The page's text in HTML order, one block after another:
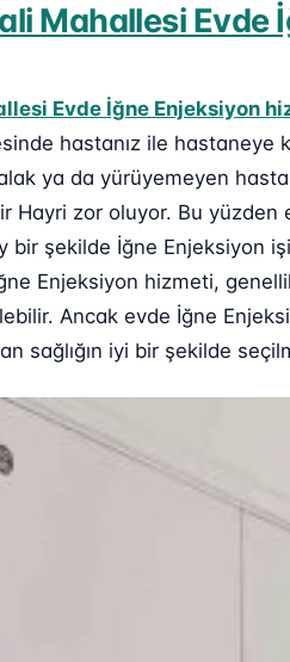
Mahallesi Evde
Evde İğne Enjeksiyon
hastanız ile
ya da yürüyemeyen
Hayri zor oluyor. Bu
bir şekilde İğne Enjeksiyon
Enjeksiyon hizmeti,
Ancak evde İğne
sağlığın iyi bir şekilde